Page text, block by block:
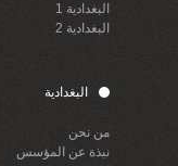
البغدادية 1
البغدادية 2
البغدادية
من نحن
نبذة عن المؤسس